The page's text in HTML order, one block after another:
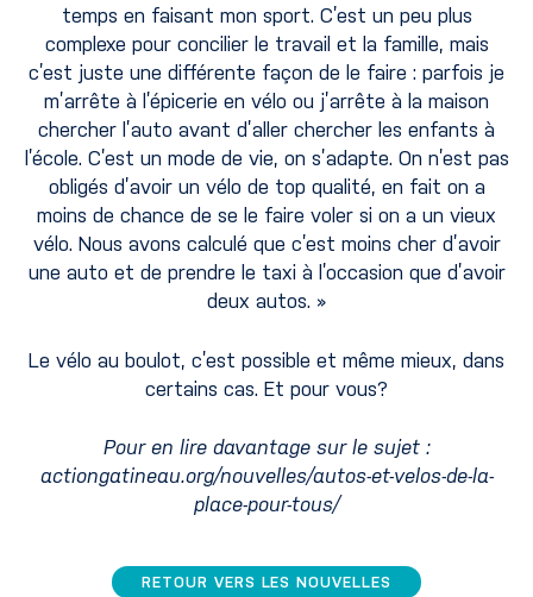
temps en faisant mon sport. C’est un peu plus
complexe pour concilier le travail et la famille, mais
c’est juste une différente façon de le faire : parfois je
m’arrête à l’épicerie en vélo ou j’arrête à la maison
chercher l’auto avant d’aller chercher les enfants à
l’école. C’est un mode de vie, on s’adapte. On n’est pas
obligés d’avoir un vélo de top qualité, en fait on a
moins de chance de se le faire voler si on a un vieux
vélo. Nous avons calculé que c’est moins cher d’avoir
une auto et de prendre le taxi à l’occasion que d’avoir
deux autos. »
Le vélo au boulot, c’est possible et même mieux, dans
certains cas. Et pour vous?
Pour en lire davantage sur le sujet :
actiongatineau.org/nouvelles/autos-et-velos-de-la-
place-pour-tous/
RETOUR VERS LES NOUVELLES